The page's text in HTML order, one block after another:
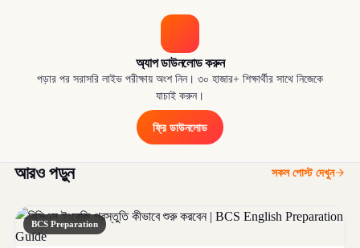
অ্যাপ ডাউনলোড করুন
পড়ার পর সরাসরি লাইভ পরীক্ষায় অংশ নিন। ৩০ হাজার+ শিক্ষার্থীর সাথে নিজেকে
যাচাই করুন।
ফ্রি ডাউনলোড
আরও পড়ুন সকল পোস্ট দেখুন
BCS Preparation